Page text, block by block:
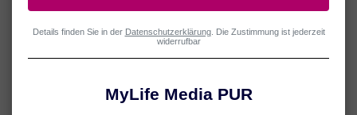
Bei Hand- und Fingerarthrose können ausgewählte Übungen einen
wichtigen Beitrag zur Schmerzlinderung leisten. Darüber hinaus
wird auch die Muskulatur rund um die Gelenke gekräftigt und die
Übungen werden im Sitzen durchgeführt. Setzen Sie sich am besten